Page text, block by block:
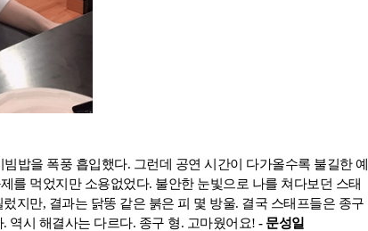
밥을 폭풍 흡입했다. 그런데 공연 시간이 다가올수록 불길한 예
를 먹었지만 소용없었다. 불안한 눈빛으로 나를 쳐다보던 스태
지만, 결과는 닭똥 같은 붉은 피 몇 방울. 결국 스태프들은 종구
역시 해결사는 다르다. 종구 형. 고마웠어요! - 문성일